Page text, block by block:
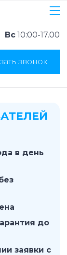
Вс 10:00-17.00
звонок
в день
до
заявки с